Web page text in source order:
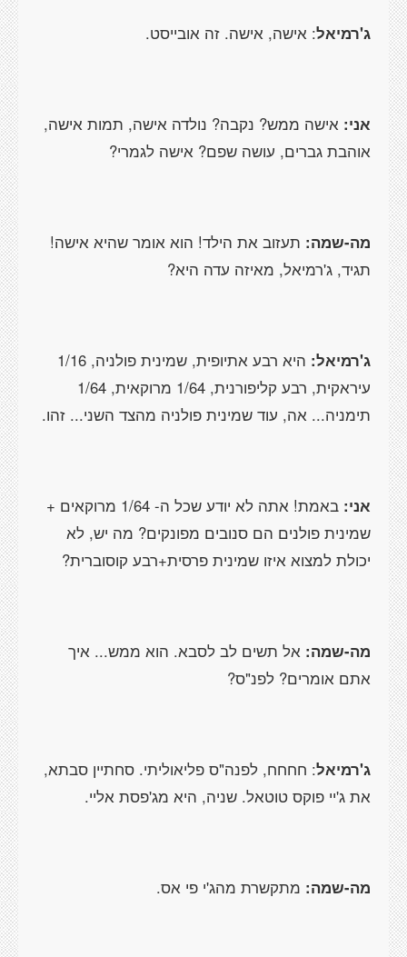
ג'רמיאל: אישה, אישה. זה אובייסט.
אני: אישה ממש? נקבה? נולדה אישה, תמות אישה,
אוהבת גברים, עושה שפם? אישה לגמרי?
מה-שמה: תעזוב את הילד! הוא אומר שהיא אישה!
תגיד, ג'רמיאל, מאיזה עדה היא?
ג'רמיאל:
היא רבע אתיופית, שמינית פולניה, 1/16
עיראקית, רבע קליפורנית, 1/64 מרוקאית, 1/64
תימניה... אה, עוד שמינית פולניה מהצד השני... זהו.
אני:
באמת! אתה לא יודע שכל ה- 1/64 מרוקאים +
שמינית פולנים הם סנובים מפונקים? מה יש, לא
יכולת למצוא איזו שמינית פרסית+רבע קוסוברית?
מה-שמה: אל תשים לב לסבא. הוא ממש... איך
אתם אומרים? לפנ"ס?
ג'רמיאל: חחחח, לפנה"ס פליאוליתי. סחתיין סבתא,
את ג'יי פוקס טוטאל. שניה, היא מג'פסת אליי.
מה-שמה: מתקשרת מהג'י פי אס.